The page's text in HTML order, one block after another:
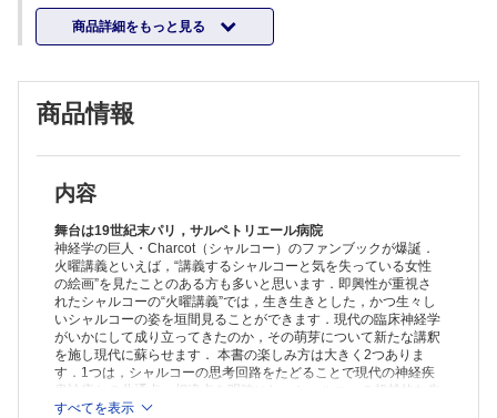
Paralysis agitance
1888年1月31日火曜日 Du Mardi 31 janvier, 1888
Leçon 2
1887年12月13日火曜日 Du mardi 13 décembre, 1887
Leçon 3
1887年12月20日火曜日 Du mardi 20 décembre, 1887
Leçon 4
Diabetes mellitusと間歇性跛行
Claudication intermittente et diabète
1887年12月13日火曜日 Du mardi 13 décembre, 1887
Leçon 5
多発性硬化症
Sclérose en plaques
1888年7月3日火曜日 Du mardi 3 juillet, 1888
Leçon 6
あくび
Bâillement hystérique
商品詳細をもっと見る
商品情報
内容
舞台は19世紀末パリ，サルペトリエール病院
神経学の巨人・Charcot（シャルコー）のファンブックが爆誕．
火曜講義といえば，“講義するシャルコーと気を失っている女性
の絵画”を見たことのある方も多いと思います．即興性が重視さ
れたシャルコーの“火曜講義”では，生き生きとした，かつ生々し
いシャルコーの姿を垣間見ることができます．現代の臨床神経学
がいかにして成り立ってきたのか，その萌芽について新たな講釈
を施し現代に蘇らせます． 本書の楽しみ方は大きく2つありま
す．1つは，シャルコーの思考回路をたどることで現代の神経疾
患診療との共通点・相違点を明確にし，シャルコーの超越的な先
見性を体感することです．またこの営為によって，批判にさらさ
すべてを表示